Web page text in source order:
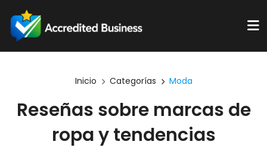
Inicio Categorías Moda
Reseñas sobre marcas de
ropa y tendencias